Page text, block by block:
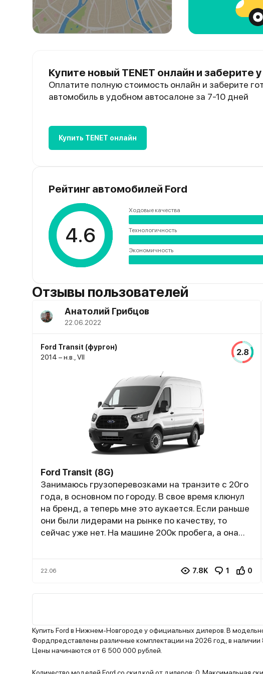
Купите новый TENET онлайн и заберите
Оплатите полную стоимость онлайн и заберите
автомобиль в удобном автосалоне за 7-10 дней
Купить TENET онлайн
Рейтинг автомобилей Ford
4.6
Ходовые качества
Технологичность
Экономичность
Отзывы пользователей
Анатолий Грибцов
22.06.2022
Ford Transit (фургон)
2014 – н.в., VII
2.8
Ford Transit (8G)
Занимаюсь грузоперевозками на транзите с 20го
года, в основном по городу. В свое время клюнул
на бренд, а теперь мне это аукается. Если раньше
они были лидерами на рынке по качеству, то
сейчас уже нет. На машине 200к пробега, а она
на дорогах, но скорее всего ЛКП плохого
Далее топливная система – я 4 раза менял
с запчастями сейчас дефицит. До санкций еще
терпимо было, а теперь совсем дорого ее
обслуживать стало
22.06 7.8K 1 0
Купить Ford в Нижнем-Новгороде у официальных дилеров. В
Фордпредставлены различные комплектации на 2026 год, в наличии
Цены начинаются от 6 500 000 рублей.